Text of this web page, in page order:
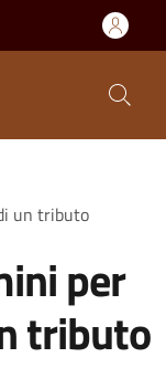
un tributo
per
tributo